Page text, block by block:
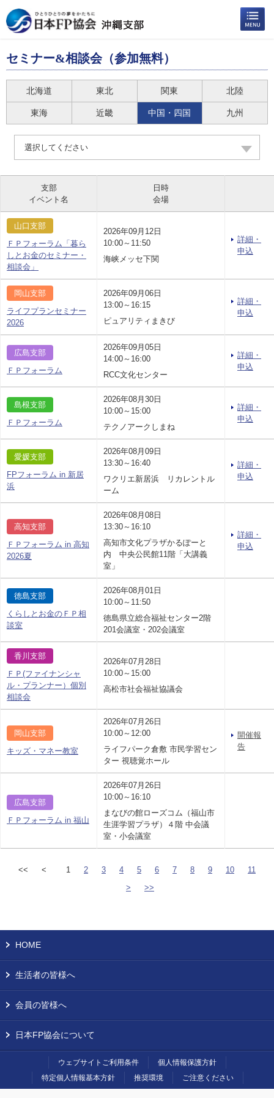
セミナー&相談会（参加無料）
北海道 東北 関東 北陸
東海 近畿 中国・四国 九州
選択してください
支部
イベント名
日時
会場
山口支部
ＦＰフォーラム「暮ら
しとお金のセミナー・
相談会」
2026年09月12日
10:00～11:50
海峡メッセ下関
詳細・
申込
岡山支部
ライフプランセミナー
2026
2026年09月06日
13:00～16:15
ピュアリティまきび
詳細・
申込
広島支部
ＦＰフォーラム
2026年09月05日
14:00～16:00
RCC文化センター
詳細・
申込
島根支部
ＦＰフォーラム
2026年08月30日
10:00～15:00
テクノアークしまね
詳細・
申込
愛媛支部
FPフォーラム in 新居
浜
2026年08月09日
13:30～16:40
ワクリエ新居浜 リカレントル
ーム
詳細・
申込
高知支部
ＦＰフォーラム in 高知
2026夏
2026年08月08日
13:30～16:10
高知市文化プラザかるぽーと
内 中央公民館11階「大講義
室」
詳細・
申込
徳島支部
くらしとお金のＦＰ相
談室
2026年08月01日
10:00～11:50
徳島県立総合福祉センター2階
201会議室・202会議室
香川支部
ＦＰ(ファイナンシャ
ル・プランナー）個別
相談会
2026年07月28日
10:00～15:00
高松市社会福祉協議会
岡山支部
キッズ・マネー教室
2026年07月26日
10:00～12:00
ライフパーク倉敷 市民学習セン
ター 視聴覚ホール
開催報
告
広島支部
ＦＰフォーラム in 福山
2026年07月26日
10:00～16:10
まなびの館ローズコム（福山市
生涯学習プラザ）４階 中会議
室・小会議室
<< < 1 2 3 4 5 6 7 8 9 10
11
>
>>
HOME
生活者の皆様へ
会員の皆様へ
日本FP協会について
ウェブサイトご利用条件
個人情報保護方針
特定個人情報基本方針
推奨環境 ご注意ください